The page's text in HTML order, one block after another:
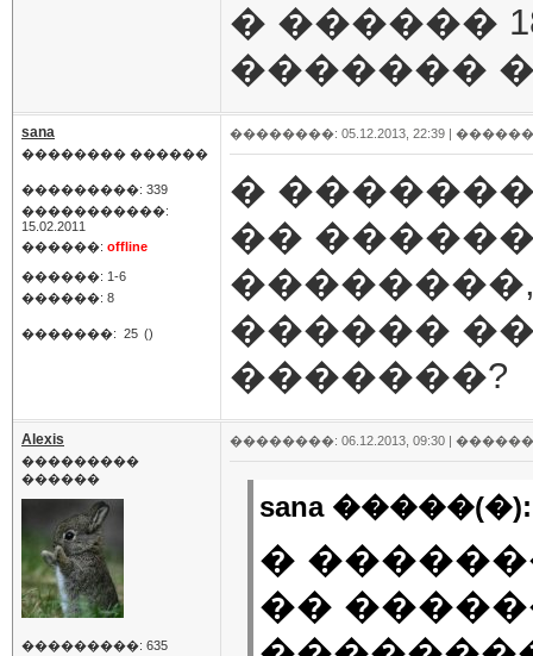
� ������
�������
sana
�������� ������
���������: 339
�����������:
15.02.2011
������: offline
������: 1-6
������: 8
�������: 25 ()
��������: 05.12.2013, 22:39 |
�
��
������
�������?
Alexis
���������
������
���������: 635
��������: 06.12.2013, 09:30 |
sana �����(�):
�
��